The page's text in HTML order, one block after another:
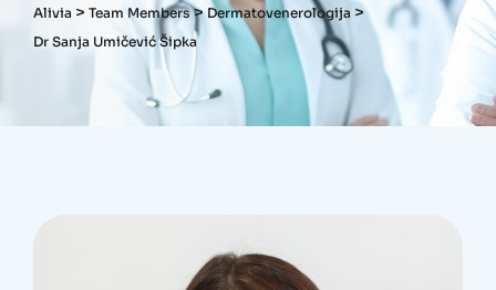
Alivia > Team Members>Dermatovenerologija >
Dr Sanja Umičević Šipka